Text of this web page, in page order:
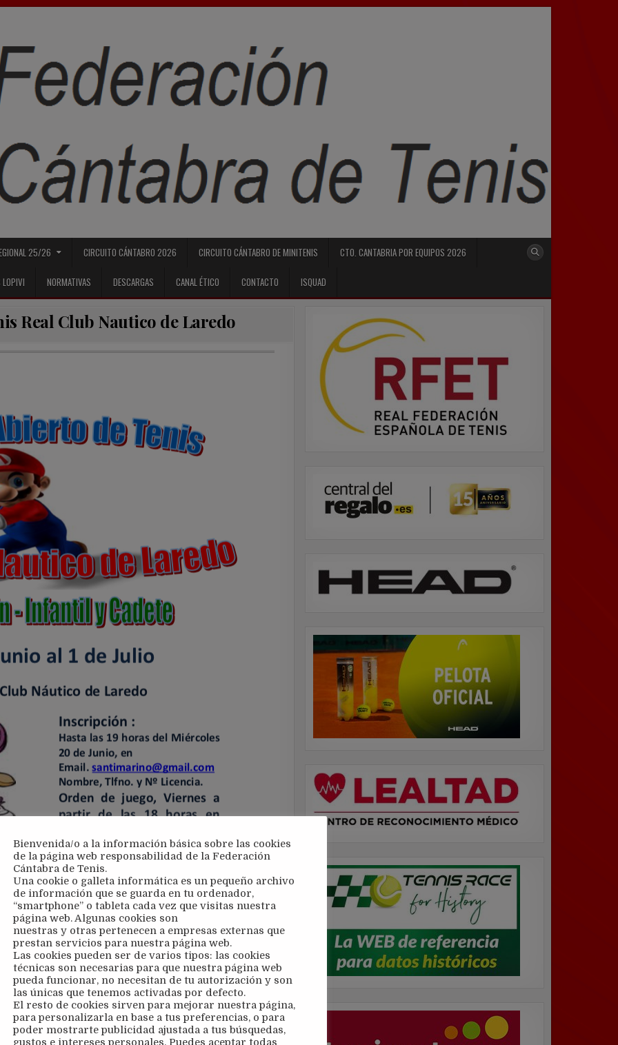
25/26 CIRCUITO CÁNTABRO 2026 CIRCUITO CÁNTABRO DE MINITENIS CTO. CANTABRIA POR EQUIPOS 2026
NORMATIVAS DESCARGAS CANAL ÉTICO CONTACTO ISQUAD
Real Club Nautico de Laredo
Bienvenida/o a la información básica sobre las cookies
de la página web responsabilidad de la Federación
Cántabra de Tenis.
Una cookie o galleta informática es un pequeño archivo
de información que se guarda en tu ordenador,
“smartphone” o tableta cada vez que visitas nuestra
página web. Algunas cookies son
nuestras y otras pertenecen a empresas externas que
prestan servicios para nuestra página web.
Las cookies pueden ser de varios tipos: las cookies
técnicas son necesarias para que nuestra página web
pueda funcionar, no necesitan de tu autorización y son
las únicas que tenemos activadas por defecto.
El resto de cookies sirven para mejorar nuestra página,
para personalizarla en base a tus preferencias, o para
poder mostrarte publicidad ajustada a tus búsquedas,
gustos e intereses personales. Puedes aceptar todas